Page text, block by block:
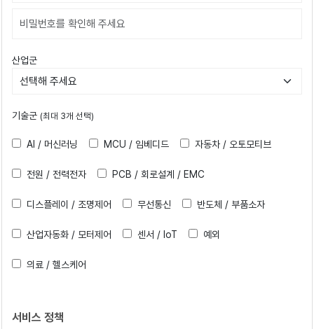
비밀번호확인
산업군
기술군 (최대 3개 선택)
AI / 머신러닝 MCU / 임베디드 자동차 / 오토모티브
전원 / 전력전자 PCB / 회로설계 / EMC
디스플레이 / 조명제어 무선통신 반도체 / 부품소자
산업자동화 / 모터제어 센서 / IoT 예외
의료 / 헬스케어
서비스 정책